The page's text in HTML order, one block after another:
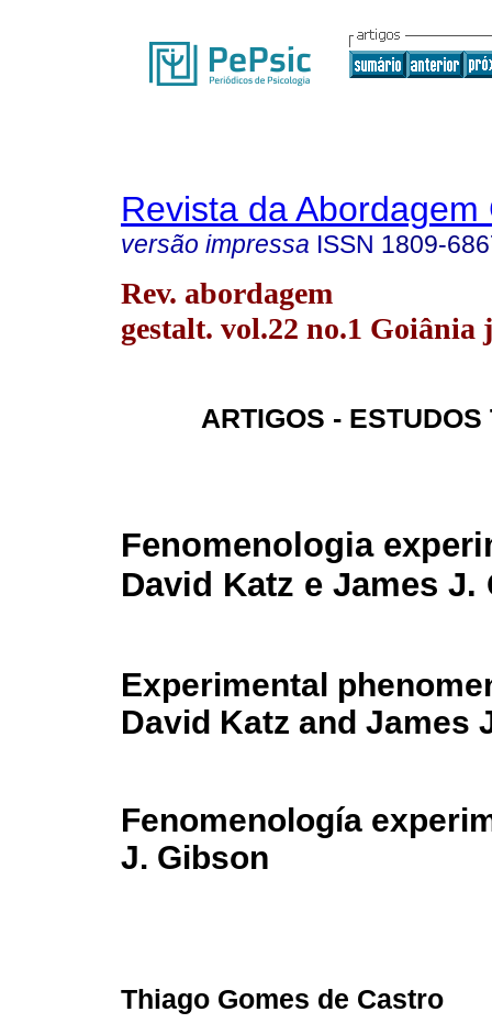
Revista da Abordagem
versão impressa ISSN 1809-
Rev. abordagem
gestalt. vol.22 no.1 Goiânia
ARTIGOS - ESTUDOS
Fenomenologia
David Katz e James J.
Experimental
David Katz and James
Fenomenología
J. Gibson
Thiago Gomes de Castro